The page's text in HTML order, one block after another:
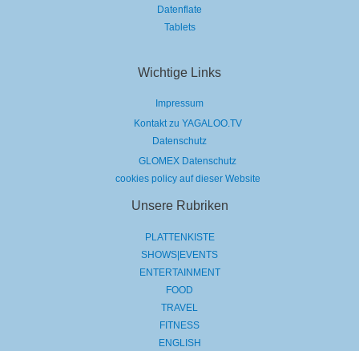
Datenflate
Tablets
Wichtige Links
Impressum
Kontakt zu YAGALOO.TV
Datenschutz
GLOMEX Datenschutz
cookies policy auf dieser Website
Unsere Rubriken
PLATTENKISTE
SHOWS|EVENTS
ENTERTAINMENT
FOOD
TRAVEL
FITNESS
ENGLISH